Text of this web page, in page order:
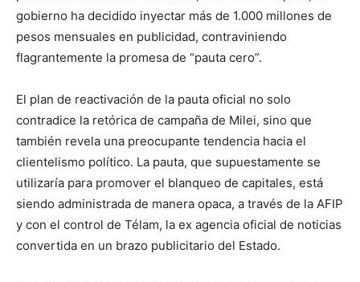
gobierno ha decidido inyectar más de 1.000 millones de
pesos mensuales en publicidad, contraviniendo
flagrantemente la promesa de “pauta cero”.
El plan de reactivación de la pauta oficial no solo
contradice la retórica de campaña de Milei, sino que
también revela una preocupante tendencia hacia el
clientelismo político. La pauta, que supuestamente se
utilizaría para promover el blanqueo de capitales, está
siendo administrada de manera opaca, a través de la AFIP
y con el control de Télam, la ex agencia oficial de noticias
convertida en un brazo publicitario del Estado.